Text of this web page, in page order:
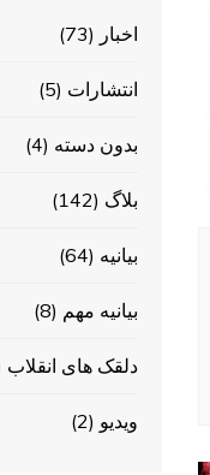
اخبار (73)
انتشارات (5)
بدون دسته (4)
بلاگ (142)
بیانیه (64)
بیانیه مهم (8)
دلقک های انقلاب
ویدیو (2)